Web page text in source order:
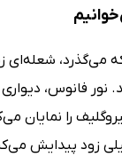
می‌گذرد، شعله‌ای
نور فانوس،
را نمایان
زود پیدایش